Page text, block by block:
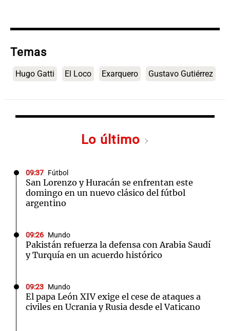
Temas
Hugo Gatti El Loco Exarquero Gustavo Gutiérrez
Lo último
09:37 Fútbol
San Lorenzo y Huracán se enfrentan este
domingo en un nuevo clásico del fútbol
argentino
09:26 Mundo
Pakistán refuerza la defensa con Arabia Saudí
y Turquía en un acuerdo histórico
09:23 Mundo
El papa León XIV exige el cese de ataques a
civiles en Ucrania y Rusia desde el Vaticano